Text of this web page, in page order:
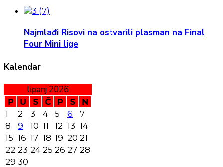
Najmlađi Risovi na ostvarili plasman na Final
Four Mini lige
Kalendar
lipanj 2026
P U S Č P S
N
1
2 3 4 5 6
7
8
9 10 11 12 13 14
15 16 17 18 19 20 21
22 23 24 25 26 27 28
29 30